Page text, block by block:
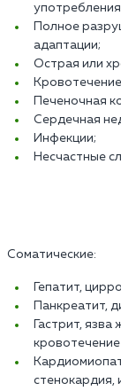
Полное
адаптации;
Острая или
Печеночная
Сердечная
Инфекции;
Несчастные
Соматические:
Гепатит,
Панкреатит,
Гастрит, язва
стенокардия,